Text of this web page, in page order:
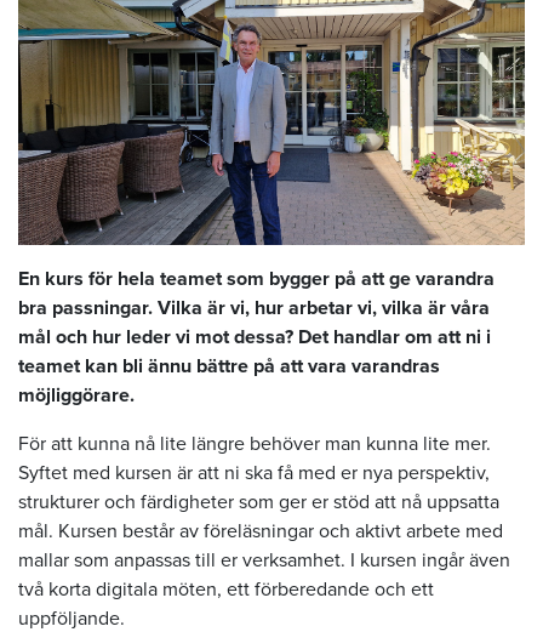
En kurs för hela teamet som bygger på att ge varandra
bra passningar. Vilka är vi, hur arbetar vi, vilka är våra
mål och hur leder vi mot dessa? Det handlar om att ni i
teamet kan bli ännu bättre på att vara varandras
möjliggörare.
För att kunna nå lite längre behöver man kunna lite mer.
Syftet med kursen är att ni ska få med er nya perspektiv,
strukturer och färdigheter som ger er stöd att nå uppsatta
mål. Kursen består av föreläsningar och aktivt arbete med
mallar som anpassas till er verksamhet. I kursen ingår även
två korta digitala möten, ett förberedande och ett
uppföljande.